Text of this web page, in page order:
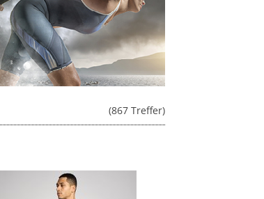
(867 Treffer)